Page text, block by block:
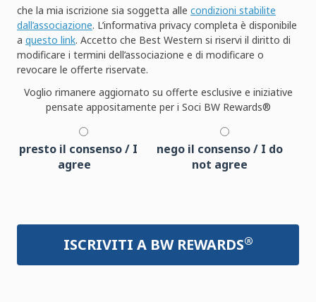
che la mia iscrizione sia soggetta alle condizioni stabilite
dall’associazione. L’informativa privacy completa è disponibile
a questo link. Accetto che Best Western si riservi il diritto di
modificare i termini dell’associazione e di modificare o
revocare le offerte riservate.
Voglio rimanere aggiornato su offerte esclusive e iniziative
pensate appositamente per i Soci BW Rewards®
presto il consenso / I
agree
nego il consenso / I do
not agree
ISCRIVITI A BW REWARDS®